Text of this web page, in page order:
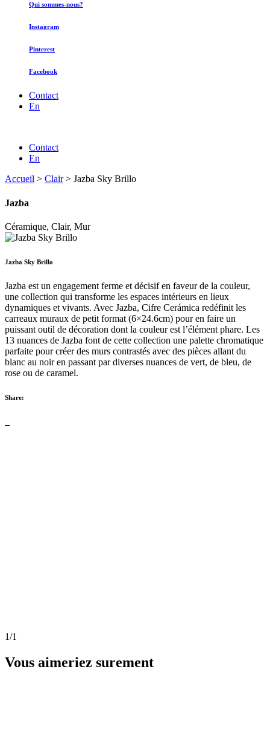
Qui sommes-nous?
Instagram
Pinterest
Facebook
Contact
En
Contact
En
Accueil > Clair> Jazba Sky Brillo
Jazba
Céramique, Clair, Mur
Jazba Sky Brillo
Jazba est un engagement ferme et décisif en faveur de la couleur,
une collection qui transforme les espaces intérieurs en lieux
dynamiques et vivants. Avec Jazba, Cifre Cerámica redéfinit les
carreaux muraux de petit format (6×24.6cm) pour en faire un
puissant outil de décoration dont la couleur est l’élément phare. Les
13 nuances de Jazba font de cette collection une palette chromatique
parfaite pour créer des murs contrastés avec des pièces allant du
blanc au noir en passant par diverses nuances de vert, de bleu, de
rose ou de caramel.
Share:
1/1
Vous aimeriez surement